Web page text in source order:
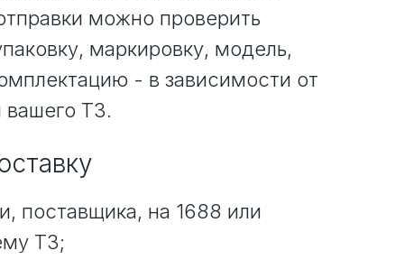
можно проверить
маркировку, модель,
- в зависимости от
вашего ТЗ.
поставщика, на 1688 или
ТЗ;